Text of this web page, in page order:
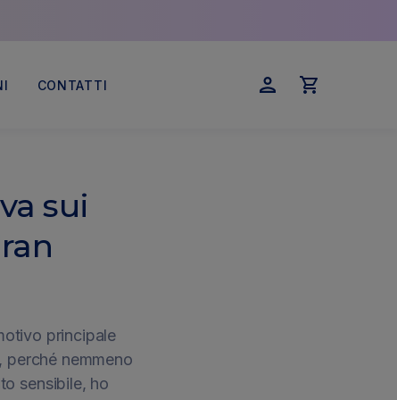
CONTATTI
Accedi Carrello
sui
principale
nemmeno
sensibile, ho